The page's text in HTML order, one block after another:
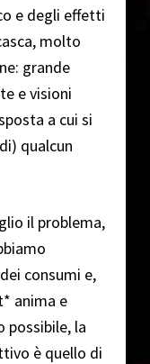
e degli effetti
molto
grande
e visioni
a cui si
qualcun
il problema,
consumi e,
anima e
possibile, la
è quello di